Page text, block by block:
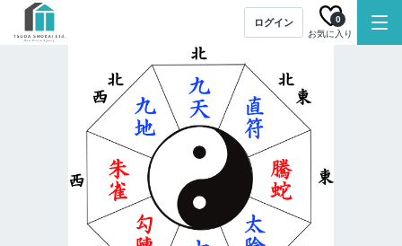
ログイン
お気に入り
0